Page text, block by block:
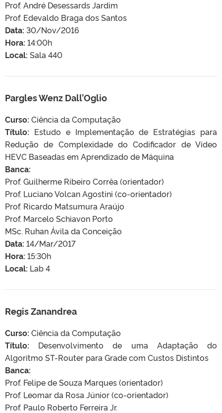
Prof. André Desessards Jardim
Prof. Edevaldo Braga dos Santos
Data: 30/Nov/2016
Hora: 14:00h
Local: Sala 440
Pargles Wenz Dall’Oglio
Curso: Ciência da Computação
Título: Estudo e Implementação de Estratégias para
Redução de Complexidade do Codificador de Vídeo
HEVC Baseadas em Aprendizado de Máquina
Banca:
Prof. Guilherme Ribeiro Corrêa (orientador)
Prof. Luciano Volcan Agostini (co-orientador)
Prof. Ricardo Matsumura Araújo
Prof. Marcelo Schiavon Porto
MSc. Ruhan Ávila da Conceição
Data: 14/Mar/2017
Hora: 15:30h
Local: Lab 4
Regis Zanandrea
Curso: Ciência da Computação
Título: Desenvolvimento de uma Adaptação do
Algoritmo ST-Router para Grade com Custos Distintos
Banca:
Prof. Felipe de Souza Marques (orientador)
Prof. Leomar da Rosa Júnior (co-orientador)
Prof. Paulo Roberto Ferreira Jr.